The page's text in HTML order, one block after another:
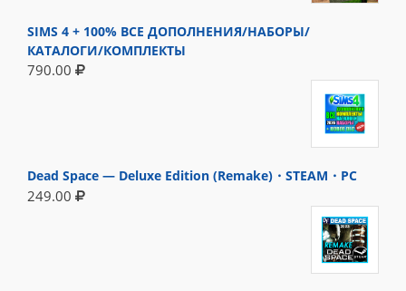
SIMS 4 + 100% ВСЕ ДОПОЛНЕНИЯ/НАБОРЫ/
КАТАЛОГИ/КОМПЛЕКТЫ
790.00
Dead Space — Deluxe Edition (Remake)・STEAM・PC
249.00